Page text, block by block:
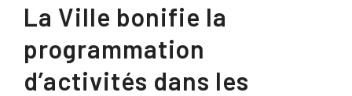
La Ville bonifie la
programmation
d’activités dans les